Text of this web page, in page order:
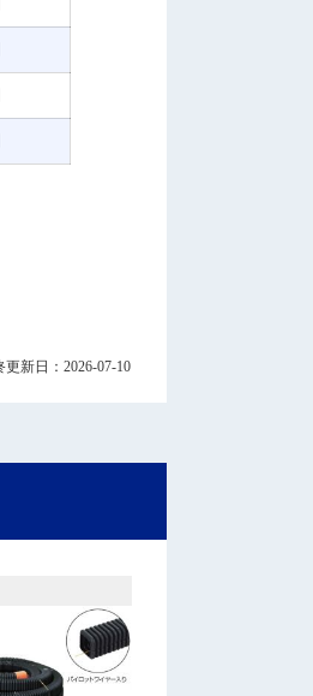
更新日：2026-07-10